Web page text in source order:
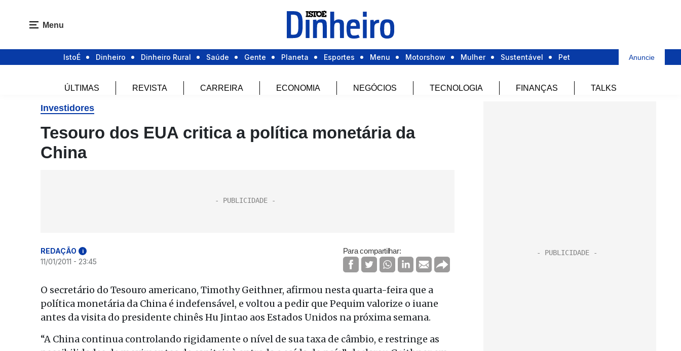
Menu
IstoÉ Dinheiro Dinheiro Rural Saúde Gente Planeta Esportes Menu Motorshow Mulher Sustentável Pet Anuncie
ÚLTIMAS REVISTA CARREIRA ECONOMIA NEGÓCIOS TECNOLOGIA FINANÇAS TALKS
Investidores
Tesouro dos EUA critica a política monetária da
China
REDAÇÃO i
11/01/2011 - 23:45
Para compartilhar:
O secretário do Tesouro americano, Timothy Geithner, afirmou nesta quarta-feira que a
política monetária da China é indefensável, e voltou a pedir que Pequim valorize o iuane
antes da visita do presidente chinês Hu Jintao aos Estados Unidos na próxima semana.
“A China continua controlando rigidamente o nível de sua taxa de câmbio, e restringe as